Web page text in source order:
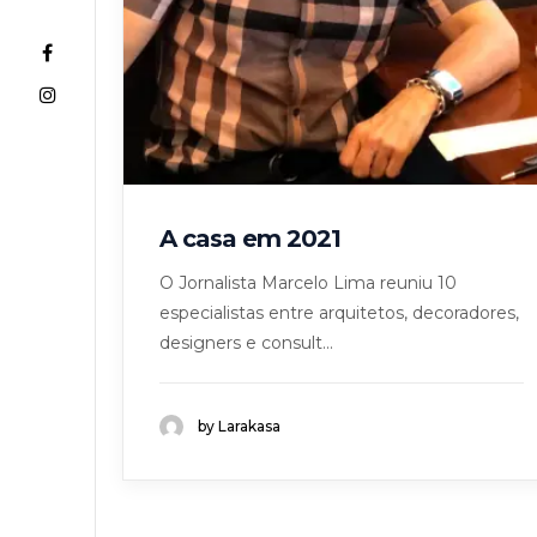
A casa em 2021
O Jornalista Marcelo Lima reuniu 10
especialistas entre arquitetos, decoradores,
designers e consult...
by Larakasa